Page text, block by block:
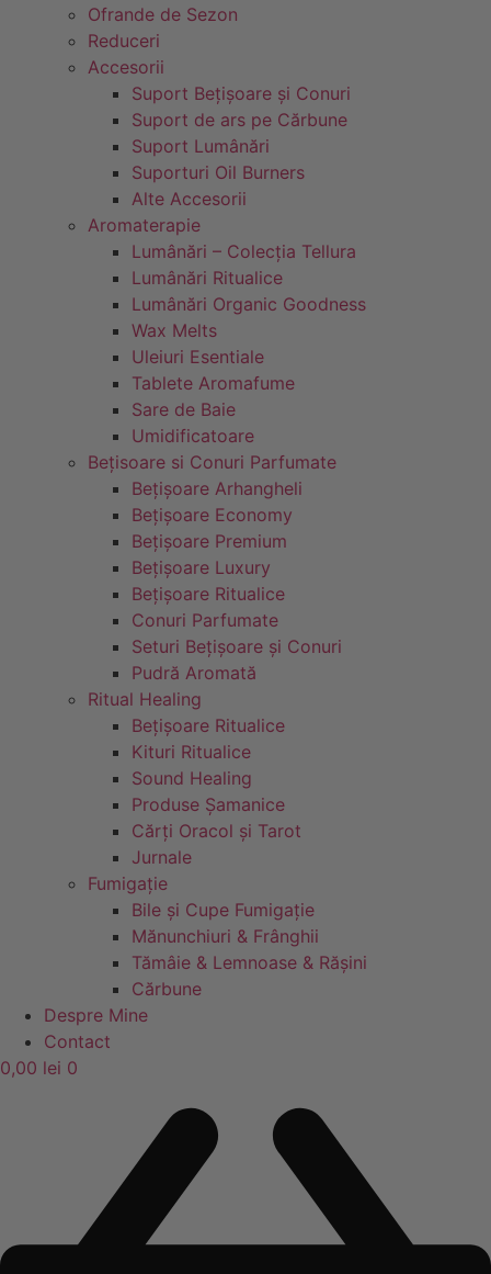
Ofrande de Sezon
Reduceri
Accesorii
Suport Bețișoare și Conuri
Suport de ars pe Cărbune
Suport Lumânări
Suporturi Oil Burners
Alte Accesorii
Aromaterapie
Lumânări – Colecția Tellura
Lumânări Ritualice
Lumânări Organic Goodness
Wax Melts
Uleiuri Esentiale
Tablete Aromafume
Sare de Baie
Umidificatoare
Bețisoare si Conuri Parfumate
Bețișoare Arhangheli
Bețișoare Economy
Bețișoare Premium
Bețișoare Luxury
Bețișoare Ritualice
Conuri Parfumate
Seturi Bețișoare și Conuri
Pudră Aromată
Ritual Healing
Bețișoare Ritualice
Kituri Ritualice
Sound Healing
Produse Șamanice
Cărți Oracol și Tarot
Jurnale
Fumigație
Bile și Cupe Fumigație
Mănunchiuri & Frânghii
Tămâie & Lemnoase & Rășini
Cărbune
Despre Mine
Contact
0,00 lei 0